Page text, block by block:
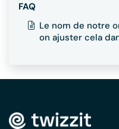
FAQ
Le nom de notre
on ajuster cela